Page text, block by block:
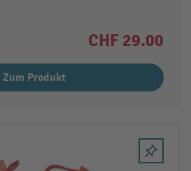
CHF 29.00
Zum Produkt